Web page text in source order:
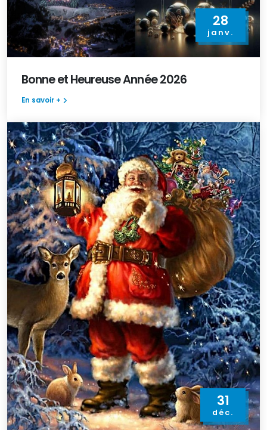
28
janv.
Bonne et Heureuse Année 2026
En savoir +
31
déc.